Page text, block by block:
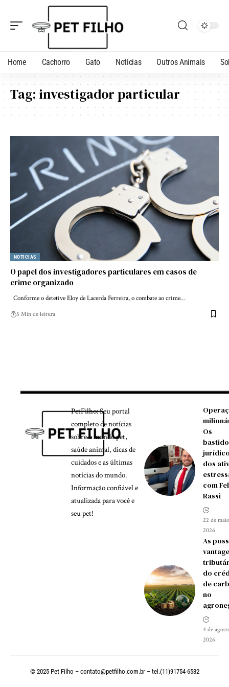
Home Cachorro Gato Noticias Outros Animais
Tag: investigador particular
NOTICIAS
O papel dos investigadores particulares em casos de
crime organizado
Conforme o detetive Eloy de Lacerda Ferreira, o combate ao crime…
5 Min de leitura
PetFilho: Seu portal
completo de notícias
sobre o mundo pet,
saúde animal, dicas de
cuidados e as últimas
notícias do mundo.
Informação confiável e
atualizada para você e
seu pet!
Os
dos
com
Rassi
22 de
2026
As
do
de
no
4 de
2026
© 2025 Pet Filho – contato@petfilho.com.br– tel.(11)91754-6532